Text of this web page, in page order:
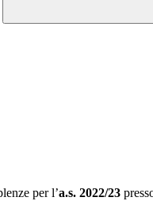
per l’a.s. 2022/23